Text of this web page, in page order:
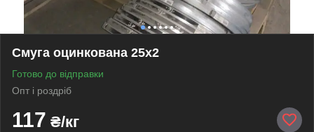
Смуга оцинкована 25х2
Готово до відправки
Опт і роздріб
117 ₴/кг